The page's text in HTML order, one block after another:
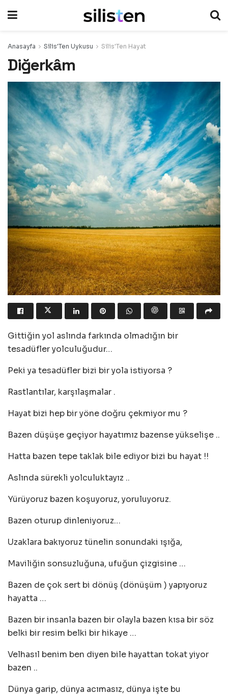
Anasayfa Silis'Ten Uykusu Silis'Ten Hayat
Diğerkâm
Gittiğin yol aslında farkında olmadığın bir
tesadüfler yolculuğudur…
Peki ya tesadüfler bizi bir yola istiyorsa ?
Rastlantılar, karşılaşmalar .
Hayat bizi hep bir yöne doğru çekmiyor mu ?
Bazen düşüşe geçiyor hayatımız bazense yükselişe ..
Hatta bazen tepe taklak bile ediyor bizi bu hayat !!
Aslında sürekli yolculuktayız ..
Yürüyoruz bazen koşuyoruz, yoruluyoruz.
Bazen oturup dinleniyoruz…
Uzaklara bakıyoruz tünelin sonundaki ışığa,
Maviliğin sonsuzluğuna, ufuğun çizgisine …
Bazen de çok sert bi dönüş (dönüşüm ) yapıyoruz
hayatta …
Bazen bir insanla bazen bir olayla bazen kısa bir söz
belki bir resim belki bir hikaye …
Velhasıl benim ben diyen bile hayattan tokat yiyor
bazen ..
Dünya garip, dünya acımasız, dünya işte bu